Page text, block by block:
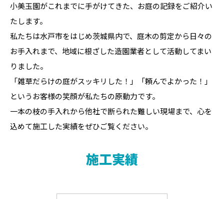
小美玉園がこれまでに手がけてきた、お庭の記録をご紹介い
たします。
私たちは水戸市をはじめ茨城県内で、庭木の剪定から日々の
お手入れまで、地域に根ざした造園業者として活動してまい
りました。
「雑草だらけの庭がスッキリした！」「頼んでよかった！」
というお客様の笑顔が私たちの原動力です。
一本の枝の手入れから他社で断られた難しい現場まで、心を
込めて施工した実績をぜひご覧ください。
施工実績